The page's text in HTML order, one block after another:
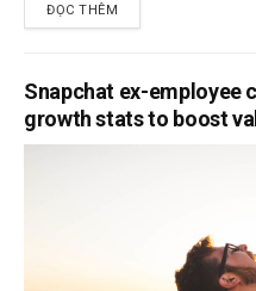
ĐỌC THÊM
Snapchat ex-employee
growth stats to boost